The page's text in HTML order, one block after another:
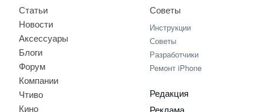
Статьи
Новости
Аксессуары
Блоги
Форум
Компании
Чтиво
Кино
Советы
Инструкции
Советы
Разработчики
Ремонт iPhone
Редакция